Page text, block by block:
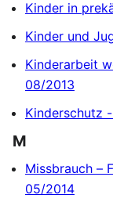
Kinder in
Kinder und
Kinderarbeit
08/2013
Kinderschutz
M
Missbrauch –
05/2014